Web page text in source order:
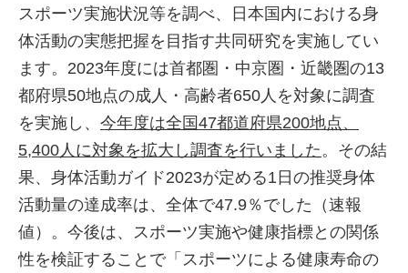
スポーツ実施状況等を調べ、日本国内における身
体活動の実態把握を目指す共同研究を実施してい
ます。2023年度には首都圏・中京圏・近畿圏の13
都府県50地点の成人・高齢者650人を対象に調査
を実施し、 今年度は全国47都道府県200地点、
5,400人に対象を拡大し調査を行いました。その結
果、身体活動ガイド2023が定める1日の推奨身体
活動量の達成率は、全体で47.9％でした（速報
値）。今後は、スポーツ実施や健康指標との関係
性を検証することで「スポーツによる健康寿命の